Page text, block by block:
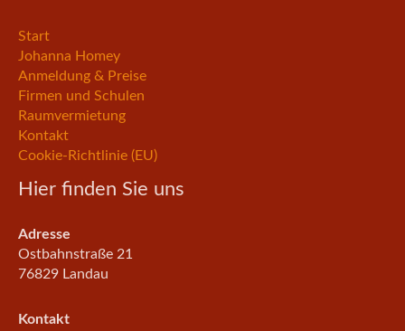
Start
Johanna Homey
Anmeldung & Preise
Firmen und Schulen
Raumvermietung
Kontakt
Cookie-Richtlinie (EU)
Hier finden Sie uns
Adresse
Ostbahnstraße 21
76829 Landau
Kontakt